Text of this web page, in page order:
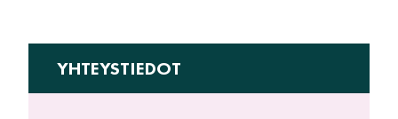
YHTEYSTIEDOT